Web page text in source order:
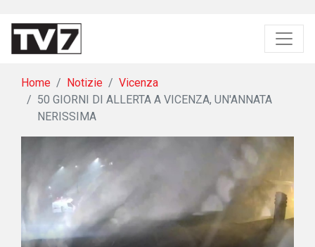
Home Notizie
Vicenza
50 GIORNI DI ALLERTA A VICENZA, UN'ANNATA
NERISSIMA